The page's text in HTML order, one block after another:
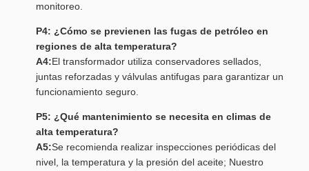
monitoreo.
P4: ¿Cómo se previenen las fugas de petróleo en
regiones de alta temperatura?
A4:El transformador utiliza conservadores sellados,
juntas reforzadas y válvulas antifugas para garantizar un
funcionamiento seguro.
P5: ¿Qué mantenimiento se necesita en climas de
alta temperatura?
A5:Se recomienda realizar inspecciones periódicas del
nivel, la temperatura y la presión del aceite; Nuestro